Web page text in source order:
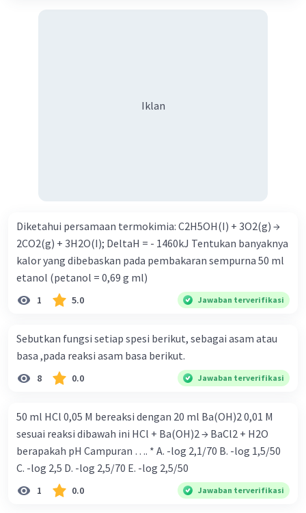
Iklan
Diketahui persamaan termokimia: C2H5OH(I) + 3O2(g) →
2CO2(g) + 3H2O(I); DeltaH = - 1460kJ Tentukan banyaknya
kalor yang dibebaskan pada pembakaran sempurna 50 ml
etanol (petanol = 0,69 g ml)
1 5.0 Jawaban terverifikasi
Sebutkan fungsi setiap spesi berikut, sebagai asam atau
basa ,pada reaksi asam basa berikut.
8 0.0 Jawaban terverifikasi
50 ml HCl 0,05 M bereaksi dengan 20 ml Ba(OH)2 0,01 M
sesuai reaksi dibawah ini HCl + Ba(OH)2 → BaCl2 + H2O
berapakah pH Campuran …. * A. -log 2,1/70 B. -log 1,5/50
C. -log 2,5 D. -log 2,5/70 E. -log 2,5/50
1 0.0 Jawaban terverifikasi